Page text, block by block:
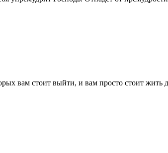
вам стоит выйти, и вам просто стоит жить